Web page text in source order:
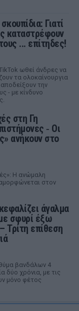
Γιατί
καταστρέφουν
... επίτηδες!
ωθεί άνδρες να
τα ολοκαίνουργια
την
- με κίνδυνο
στη Γη
‑ Oι
ανήκουν στο
Η ανώμαλη
στον
άγαλμα
σφυρί έξω
Τρίτη επίθεση
βανδάλων 4
δύο χρόνια, με τις
μόνο φέτος